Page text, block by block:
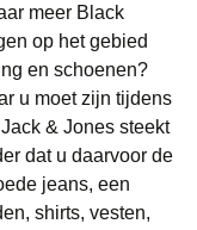
meer Black
op het gebied
en schoenen?
u moet zijn tijdens
& Jones steekt
dat u daarvoor de
jeans, een
shirts, vesten,